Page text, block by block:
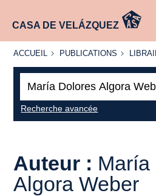
CASA DE VELÁZQUEZ
ACCUEIL
ACCUEIL PUBLICATIONS
PUBLICATIONS
Recherche avancée
Auteur : María
Algora Weber